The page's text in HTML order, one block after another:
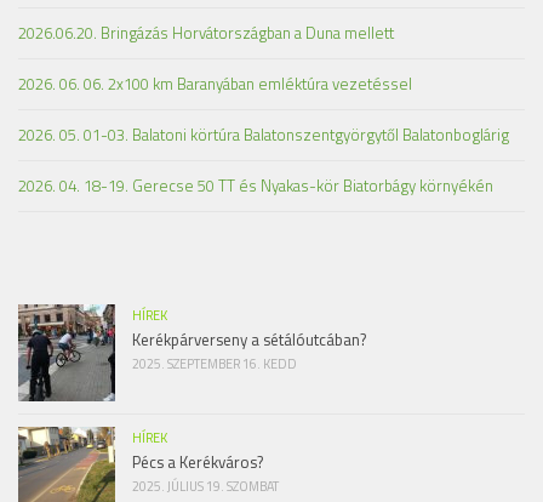
2026.06.20. Bringázás Horvátországban a Duna mellett
2026. 06. 06. 2x100 km Baranyában emléktúra vezetéssel
2026. 05. 01-03. Balatoni körtúra Balatonszentgyörgytől Balatonboglárig
2026. 04. 18-19. Gerecse 50 TT és Nyakas-kör Biatorbágy környékén
HÍREK
Kerékpárverseny a sétálóutcában?
2025. SZEPTEMBER 16. KEDD
HÍREK
Pécs a Kerékváros?
2025. JÚLIUS 19. SZOMBAT